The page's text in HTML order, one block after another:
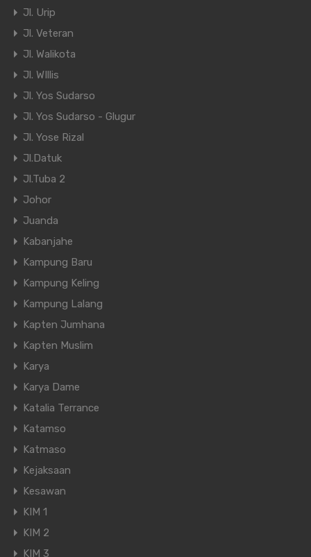
Jl. Urip
Jl. Veteran
Jl. Walikota
Jl. WIllis
Jl. Yos Sudarso
Jl. Yos Sudarso - Glugur
Jl. Yose Rizal
Jl.Datuk
Jl.Tuba 2
Johor
Juanda
Kabanjahe
Kampung Baru
Kampung Keling
Kampung Lalang
Kapten Jumhana
Kapten Muslim
Karya
Karya Dame
Katalia Terrance
Katamso
Katmaso
Kejaksaan
Kesawan
KIM 1
KIM 2
KIM 3